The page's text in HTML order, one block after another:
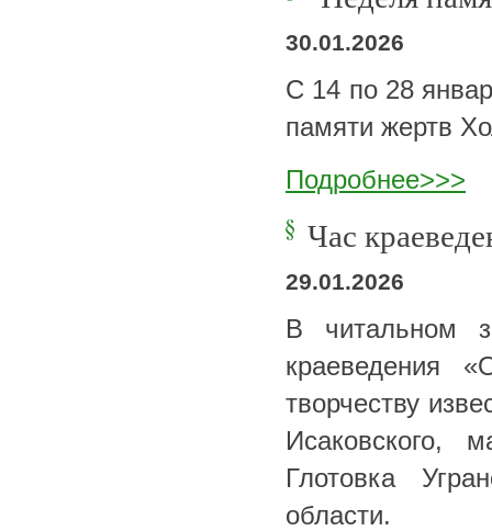
30.01.2026
С 14 по 28
памяти жертв
Подробнее>>>
Час
29.01.2026
В читальном
краеведения
творчеству
Исаковского,
Глотовка
области.